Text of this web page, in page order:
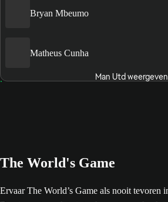
Bryan Mbeumo
Matheus Cunha
Man Utd weergeven
The World's Game